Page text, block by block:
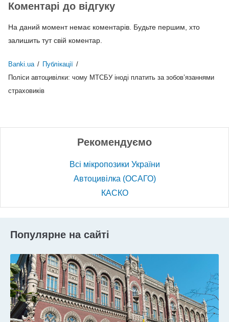
Коментарі до відгуку
На даний момент немає коментарів. Будьте першим, хто
залишить тут свій коментар.
Banki.ua / Публікації /
Поліси автоцивілки: чому МТСБУ іноді платить за зобов’язаннями
страховиків
Рекомендуємо
Всі мікропозики України
Автоцивілка (ОСАГО)
КАСКО
Популярне на сайті